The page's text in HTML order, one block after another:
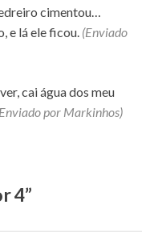
cimentou…
e lá ele ficou. (Enviado
cai água dos meu
por Markinhos)
4”